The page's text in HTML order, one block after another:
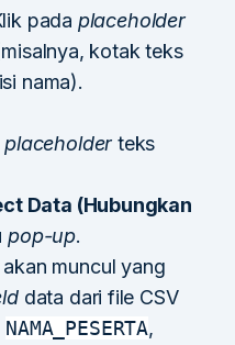
pada placeholder
kotak teks
nama).
placeholderteks
Data (Hubungkan
pop-up.
muncul yang
data dari file CSV
NAMA_PESERTA,